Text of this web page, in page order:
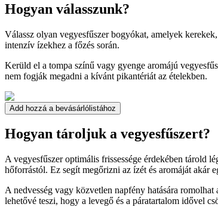
Hogyan válasszunk?
Válassz olyan vegyesfűszer bogyókat, amelyek
intenzív ízekhez a főzés során.
Kerüld el a tompa színű vagy gyenge aromájú
nem fogják megadni a kívánt pikantériát az ételekben.
Add hozzá a bevásárlólistához
Hogyan tároljuk a vegyesfűszert?
A vegyesfűszer optimális frissessége érdekében tárold
hőforrástól. Ez segít megőrizni az ízét és aromáját akár
A nedvesség vagy közvetlen napfény hatására romolhat
lehetővé teszi, hogy a levegő és a páratartalom idővel